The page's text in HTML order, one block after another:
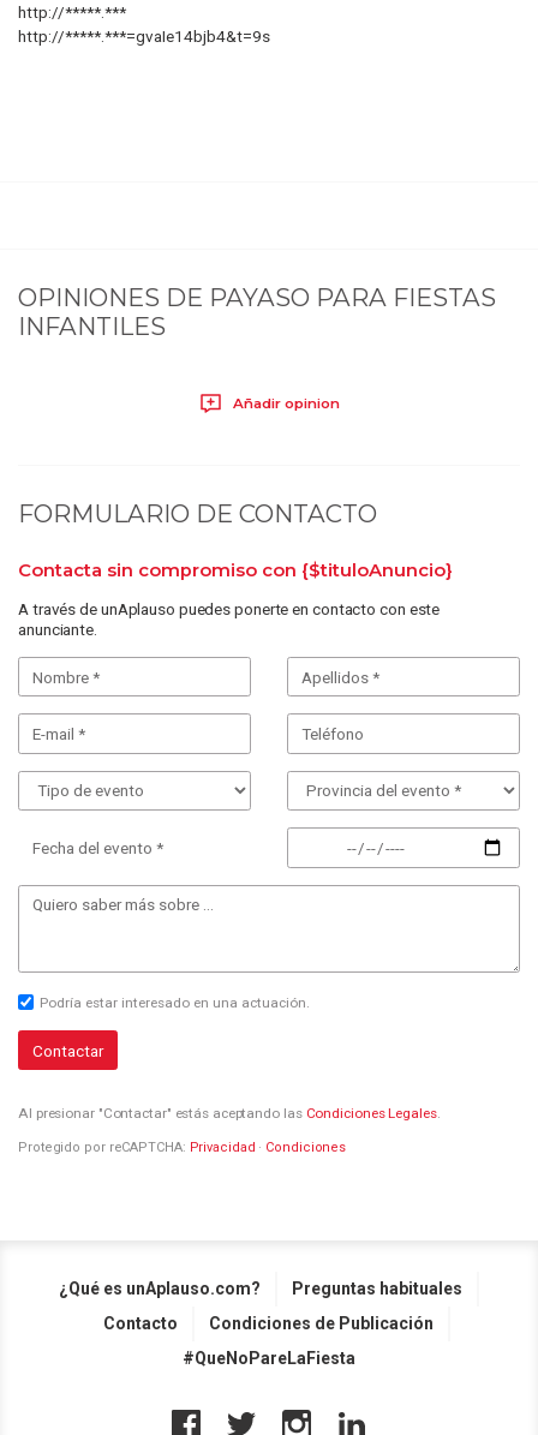
http://*****.***
http://*****.***=gvaIe14bjb4&t=9s
OPINIONES DE PAYASO PARA FIESTAS
INFANTILES
Añadir opinion
FORMULARIO DE CONTACTO
Contacta sin compromiso con {$tituloAnuncio}
A través de unAplauso puedes ponerte en contacto con este
anunciante.
Fecha del evento *
Podría estar interesado en una actuación.
Contactar
Al presionar "Contactar" estás aceptando las Condiciones Legales.
Protegido por reCAPTCHA: Privacidad · Condiciones
¿Qué es unAplauso.com?
Preguntas habituales
Contacto
Condiciones de Publicación
#QueNoPareLaFiesta